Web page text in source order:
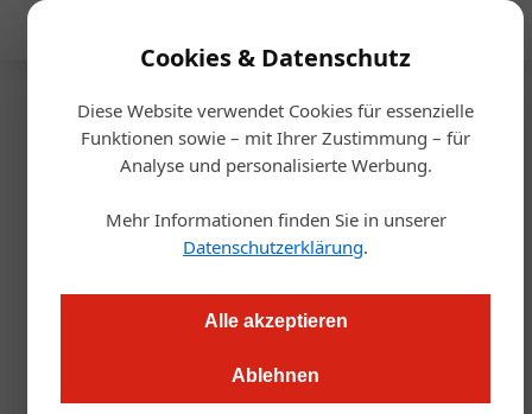
Cookies & Datenschutz
Diese Website verwendet Cookies für essenzielle
Funktionen sowie – mit Ihrer Zustimmung – für
Analyse und personalisierte Werbung.
Mehr Informationen finden Sie in unserer
Datenschutzerklärung.
Alle akzeptieren
Ablehnen
Startseite/Gastro & Hotel
Molzbachhof: Feinsinnige
Neugestaltung
12.06.2023, 11:16 Uhr
Das Restaurant "Gaumenkitzel" im 4-Sterne-Hotel